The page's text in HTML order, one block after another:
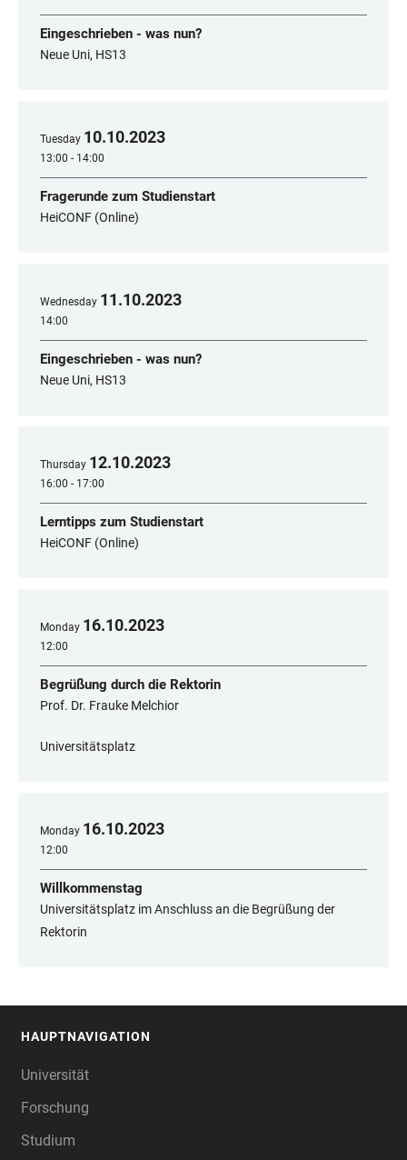
Eingeschrieben - was nun?
Neue Uni, HS13
Tuesday 10.10.2023
13:00 - 14:00
Fragerunde zum Studienstart
HeiCONF (Online)
Wednesday 11.10.2023
14:00
Eingeschrieben - was nun?
Neue Uni, HS13
Thursday 12.10.2023
16:00 - 17:00
Lerntipps zum Studienstart
HeiCONF (Online)
Monday 16.10.2023
12:00
Begrüßung durch die Rektorin
Prof. Dr. Frauke Melchior
Universitätsplatz
Monday 16.10.2023
12:00
Willkommenstag
Universitätsplatz im Anschluss an die Begrüßung der
Rektorin
HAUPTNAVIGATION
Universität
Forschung
Studium